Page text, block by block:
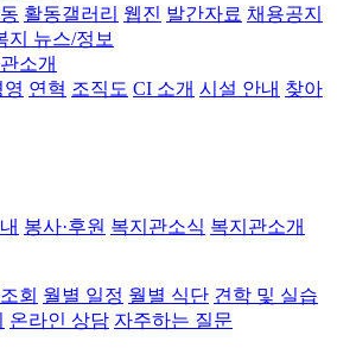
활동갤러리 웹진 발간자료 채용공지
지 뉴스/정보
소개
연혁 조직도 CI 소개 시설 안내 찾아
봉사·후원 복지관소식 복지관소개
회 월별 일정 월별 식단 견학 및 실습
온라인 상담 자주하는 질문